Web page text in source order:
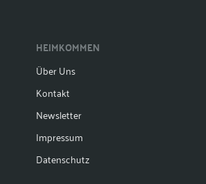
HEIMKOMMEN
Über Uns
Kontakt
Newsletter
Impressum
Datenschutz